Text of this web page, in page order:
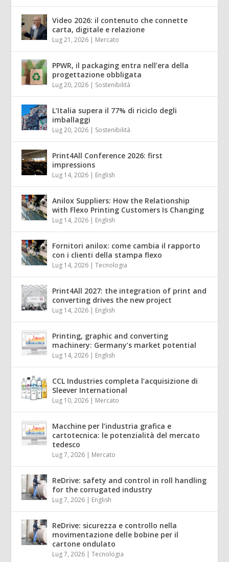
Video 2026: il contenuto che connette
carta, digitale e relazione
Lug 21, 2026 Mercato
PPWR, il packaging entra nell’era della
progettazione obbligata
Lug 20, 2026 Sostenibilità
L’Italia supera il 77% di riciclo degli
imballaggi
Lug 20, 2026 Sostenibilità
Print4All Conference 2026: first
impressions
Lug 14, 2026 English
Anilox Suppliers: How the Relationship
with Flexo Printing Customers Is Changing
Lug 14, 2026 English
Fornitori anilox: come cambia il rapporto
con i clienti della stampa flexo
Lug 14, 2026 |Tecnologia
Print4All 2027: the integration of print and
converting drives the new project
Lug 14, 2026 English
Printing, graphic and converting
machinery: Germany’s market potential
Lug 14, 2026 English
CCL Industries completa l’acquisizione di
Sleever International
Lug 10, 2026 Mercato
Macchine per l’industria grafica e
cartotecnica: le potenzialità del mercato
tedesco
Lug 7, 2026 Mercato
ReDrive: safety and control in roll handling
for the corrugated industry
Lug 7, 2026 English
ReDrive: sicurezza e controllo nella
movimentazione delle bobine per il
cartone ondulato
Lug 7, 2026 |Tecnologia